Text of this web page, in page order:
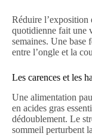
Réduire l’exposition
quotidienne fait une
semaines. Une base
entre l’ongle et la
Les carences et les
Une alimentation
en acides gras
dédoublement. Le
sommeil perturbent